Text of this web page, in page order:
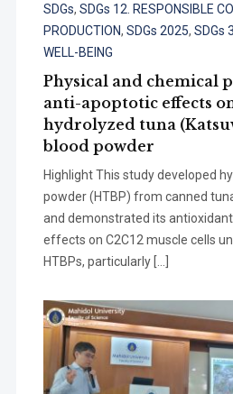
SDGs, SDGs 12. RESPONSIBLE
PRODUCTION, SDGs 2025, SDGs
WELL-BEING
Physical and chemical
anti-apoptotic effects
hydrolyzed tuna
blood powder
Highlight This study developed
powder (HTBP) from canned
and demonstrated its
effects on C2C12 muscle cells
HTBPs, particularly […]